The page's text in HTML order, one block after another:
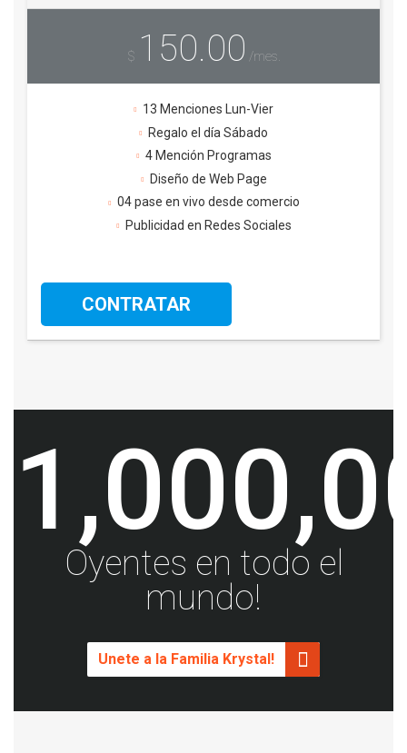
$ 150.00 /mes.
13 Menciones Lun-Vier
Regalo el día Sábado
4 Mención Programas
Diseño de Web Page
04 pase en vivo desde comercio
Publicidad en Redes Sociales
CONTRATAR
Oyentes en todo el
mundo!
Unete a la Familia Krystal!